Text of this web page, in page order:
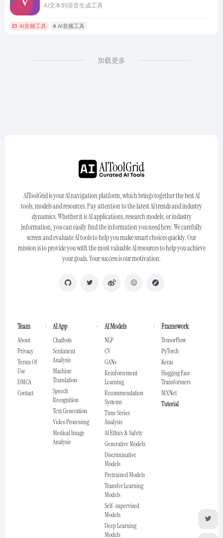
AI文本到语音生成工具
AI音频工具 # AI音频工具
加载更多
AIToolGrid is your AI navigation platform, which brings together the best AI
tools, models and resources. Pay attention to the latest AI trends and industry
dynamics. Whether it is AI applications, research models, or industry
information, you can easily find the information you need here. We carefully
screen and evaluate AI tools to help you make smart choices quickly. Our
mission is to provide you with the most valuable AI resources to help you achieve
your goals. Your success is our motivation.
Team
About
Privacy
Terms Of
Use
DMCA
Contact
AI App
Chatbots
Sentiment
Analysis
Machine
Translation
Speech
Recognition
Text Generation
Video Processing
Medical Image
Analysis
AI Models
NLP
CV
GANs
Reinforcement
Learning
Recommendation
Systems
Time Series
Analysis
AI Ethics & Safety
Generative Models
Discriminative
Models
Pretrained Models
Transfer Learning
Models
Self-supervised
Models
Deep Learning
Models
Framework
TensorFlow
PyTorch
Keras
Hugging Face
Transformers
MXNet
Tutorial